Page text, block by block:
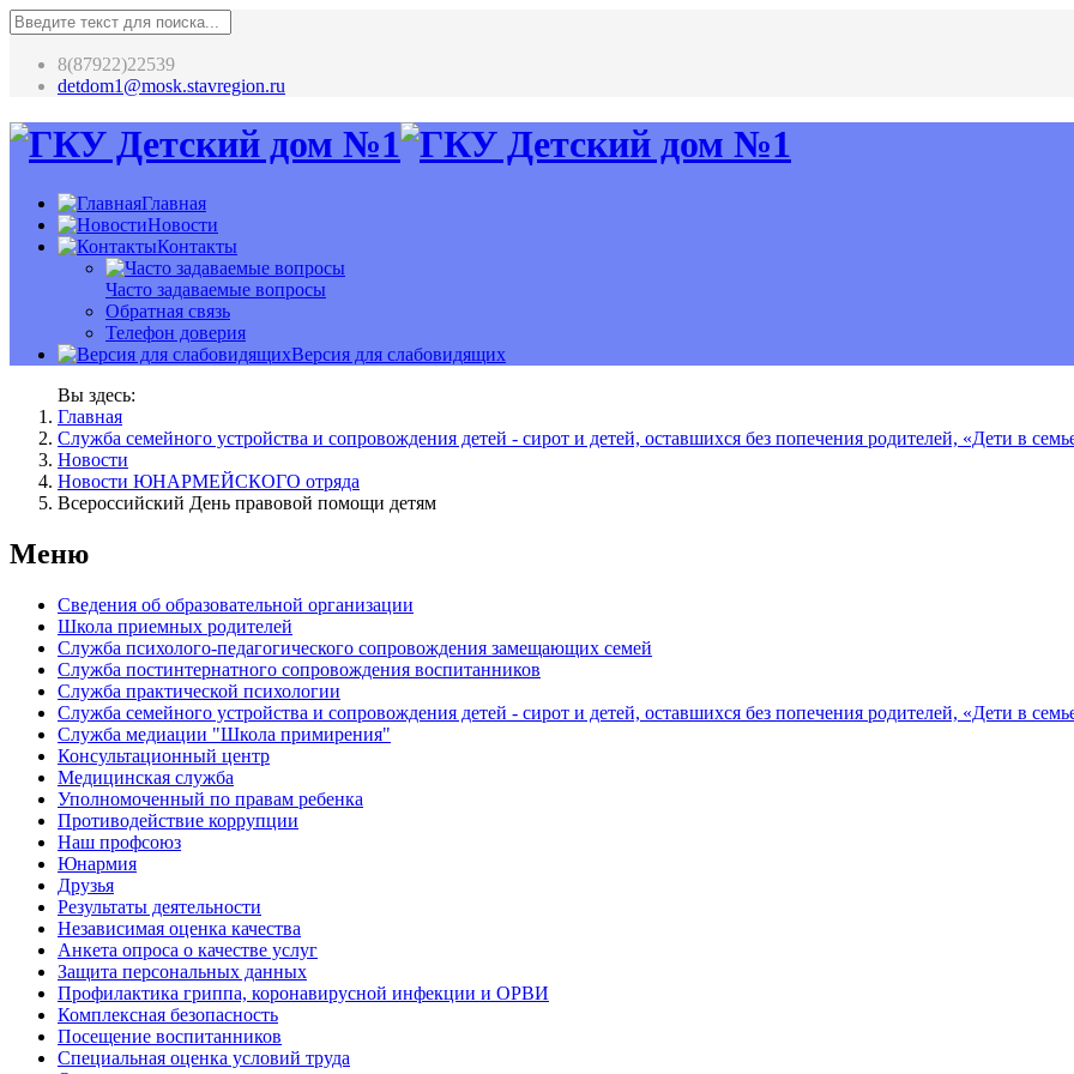
8(87922)22539
detdom1@mosk.stavregion.ru
Главная
Новости
Контакты
Часто задаваемые вопросы
Обратная связь
Телефон доверия
Версия для слабовидящих
Вы здесь:
Главная
Служба семейного устройства и сопровождения детей - сирот и детей, оставшихся без попечения родителей, «Дети в
Новости
Новости ЮНАРМЕЙСКОГО отряда
Всероссийский День правовой помощи детям
Меню
Сведения об образовательной организации
Школа приемных родителей
Служба психолого-педагогического сопровождения замещающих семей
Cлужба постинтернатного сопровождения воспитанников
Служба практической психологии
Служба семейного устройства и сопровождения детей - сирот и детей, оставшихся без попечения родителей, «Дети в
Служба медиации "Школа примирения"
Консультационный центр
Медицинская служба
Уполномоченный по правам ребенка
Противодействие коррупции
Наш профсоюз
Юнармия
Друзья
Результаты деятельности
Независимая оценка качества
Анкета опроса о качестве услуг
Защита персональных данных
Профилактика гриппа, коронавирусной инфекции и ОРВИ
Комплексная безопасность
Посещение воспитанников
Специальная оценка условий труда